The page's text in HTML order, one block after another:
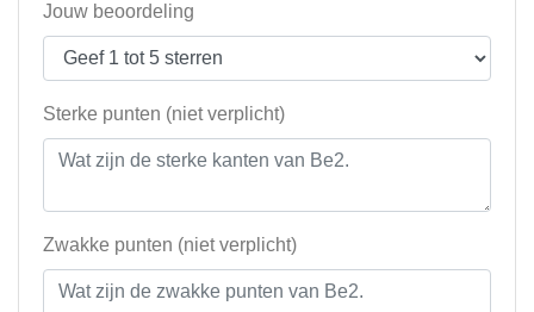
Jouw beoordeling
Sterke punten (niet verplicht)
Zwakke punten (niet verplicht)